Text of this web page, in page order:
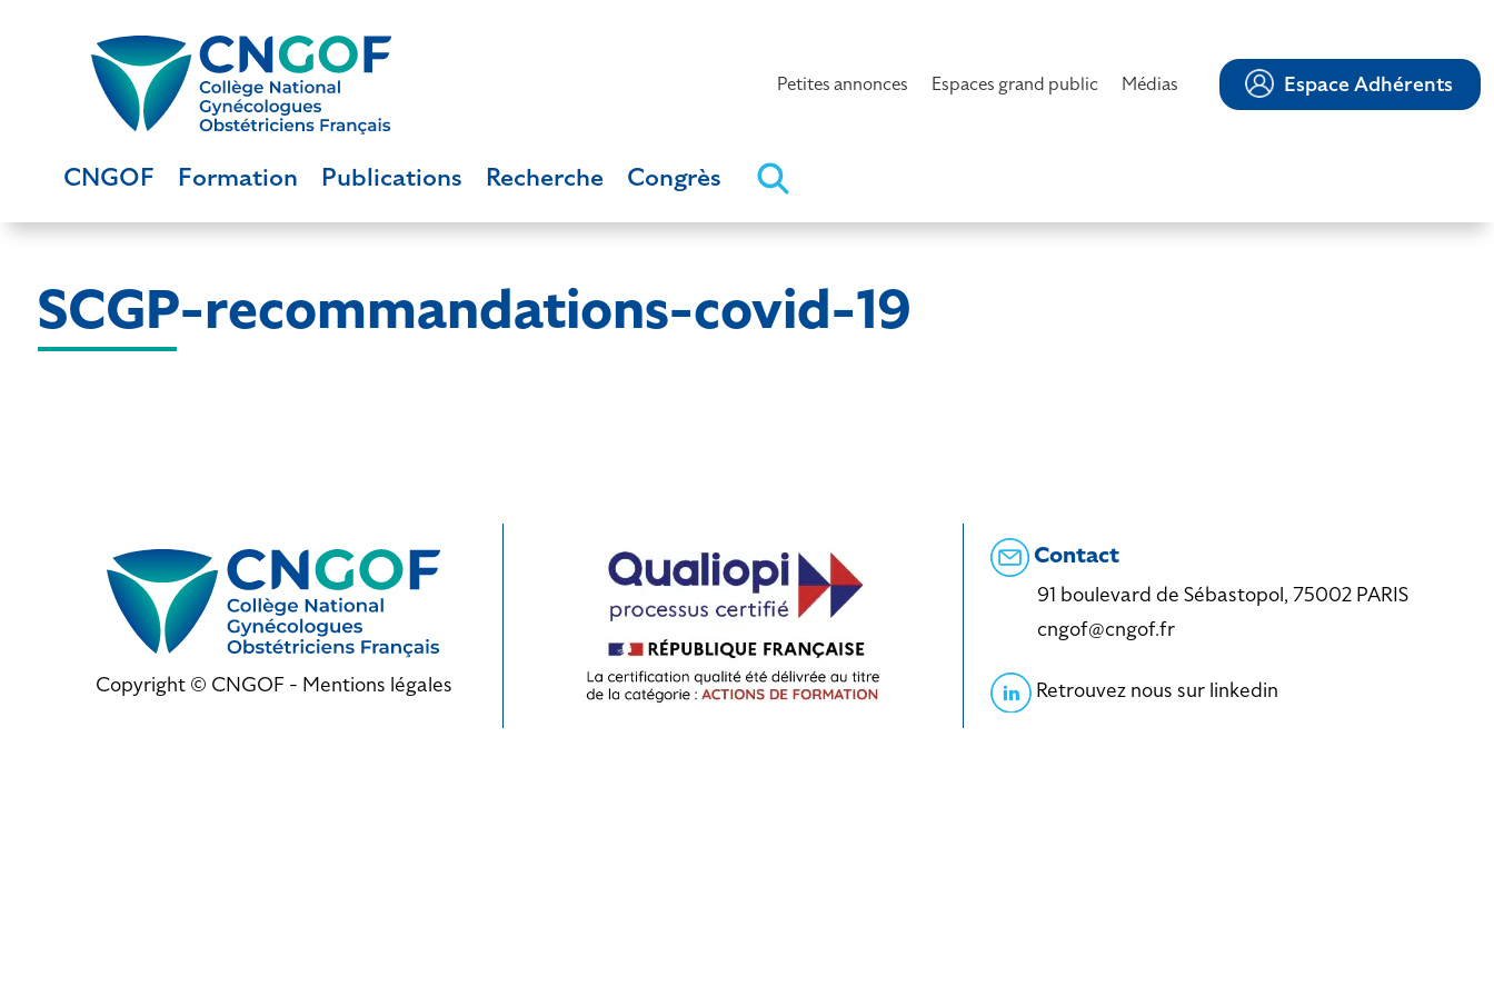
Petites annonces Espaces grand public Médias Espace Adhérents
CNGOF Formation Publications Recherche Congrès
SCGP-recommandations-covid-19
Copyright © CNGOF - Mentions légales
Contact
91 boulevard de Sébastopol, 75002 PARIS
cngof@cngof.fr
Retrouvez nous sur linkedin